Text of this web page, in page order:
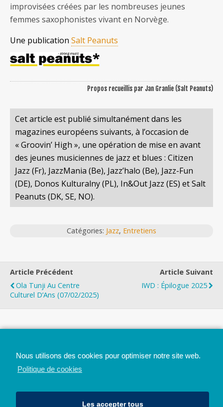
improvisées créées par les nombreuses jeunes
femmes saxophonistes vivant en Norvège.
Une publication Salt Peanuts
Propos recueillis par Jan Granlie (Salt Peanuts)
Cet article est publié simultanément dans les
magazines européens suivants, à l’occasion de
« Groovin’ High », une opération de mise en avant
des jeunes musiciennes de jazz et blues : Citizen
Jazz (Fr), JazzMania (Be), Jazz’halo (Be), Jazz-Fun
(DE), Donos Kulturalny (PL), In&Out Jazz (ES) et Salt
Peanuts (DK, SE, NO).
Catégories: Jazz, Entretiens
Article Précédent
Ola Tunji Au Centre
Culturel D’Ans (07/02/2025)
Article Suivant
IWD : Épilogue 2025
Nous utilisons des cookies pour optimiser notre site web.
Politique de cookies
Les accepter tous